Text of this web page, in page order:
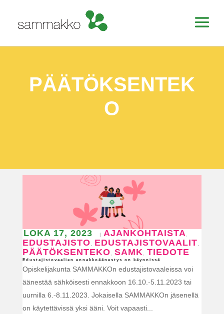
PÄÄTÖKSENTEK
O
Edustajistovaalien ennakkoäänestys on käynnissä
LOKA 17, 2023 | AJANKOHTAISTA
EDUSTAJISTO EDUSTAJISTOVAALIT
PÄÄTÖKSENTEKO SAMK TIEDOTE
Opiskelijakunta SAMMAKKOn edustajistovaaleissa voi
äänestää sähköisesti ennakkoon 16.10.-5.11.2023 tai
uurnilla 6.-8.11.2023. Jokaisella SAMMAKKOn jäsenellä
on käytettävissä yksi ääni. Voit vapaasti...